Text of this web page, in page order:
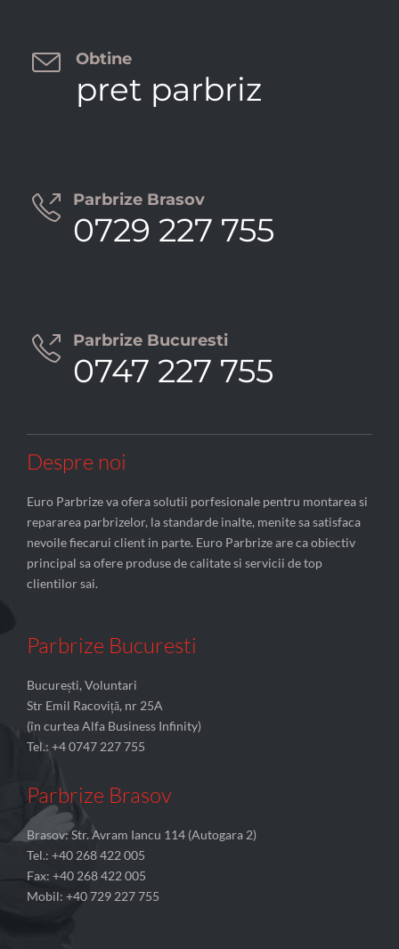
 Obtine
pret parbriz
 Parbrize Brasov
0729 227 755
 Parbrize Bucuresti
0747 227 755
Despre noi
Euro Parbrize va ofera solutii porfesionale pentru montarea si
repararea parbrizelor, la standarde inalte, menite sa satisfaca
nevoile fiecarui client in parte. Euro Parbrize are ca obiectiv
principal sa ofere produse de calitate si servicii de top
clientilor sai.
Parbrize Bucuresti
București, Voluntari
Str Emil Racoviță, nr 25A
(în curtea Alfa Business Infinity)
Tel.: +4 0747 227 755
Parbrize Brasov
Brasov: Str. Avram Iancu 114 (Autogara 2)
Tel.: +40 268 422 005
Fax: +40 268 422 005
Mobil: +40 729 227 755